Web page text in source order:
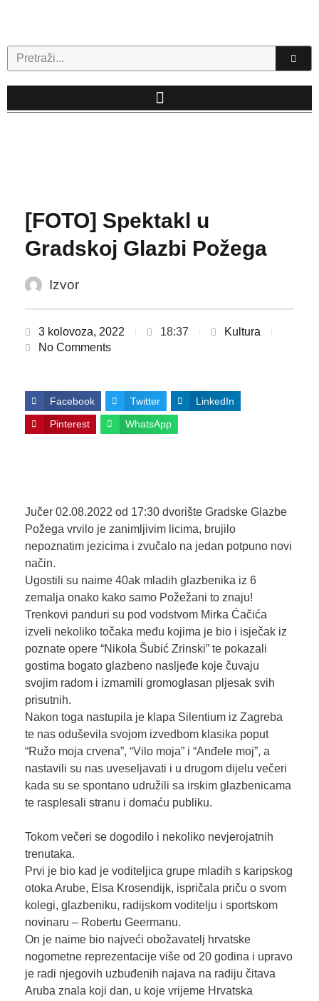
Search
[FOTO] Spektakl u
Gradskoj Glazbi Požega
Izvor
3 kolovoza, 2022 18:37
Kultura
No Comments
Facebook Twitter LinkedIn
Pinterest WhatsApp
Jučer 02.08.2022 od 17:30 dvorište Gradske Glazbe
Požega vrvilo je zanimljivim licima, brujilo
nepoznatim jezicima i zvučalo na jedan potpuno novi
način.
Ugostili su naime 40ak mladih glazbenika iz 6
zemalja onako kako samo Požežani to znaju!
Trenkovi panduri su pod vodstvom Mirka Ćačića
izveli nekoliko točaka među kojima je bio i isječak iz
poznate opere “Nikola Šubić Zrinski” te pokazali
gostima bogato glazbeno nasljeđe koje čuvaju
svojim radom i izmamili gromoglasan pljesak svih
prisutnih.
Nakon toga nastupila je klapa Silentium iz Zagreba
te nas oduševila svojom izvedbom klasika poput
“Ružo moja crvena”, “Vilo moja” i “Anđele moj”, a
nastavili su nas uveseljavati i u drugom dijelu večeri
kada su se spontano udružili sa irskim glazbenicama
te rasplesali stranu i domaću publiku.
Tokom večeri se dogodilo i nekoliko nevjerojatnih
trenutaka.
Prvi je bio kad je voditeljica grupe mladih s karipskog
otoka Arube, Elsa Krosendijk, ispričala priču o svom
kolegi, glazbeniku, radijskom voditelju i sportskom
novinaru – Robertu Geermanu.
On je naime bio najveći obožavatelj hrvatske
nogometne reprezentacije više od 20 godina i upravo
je radi njegovih uzbuđenih najava na radiju čitava
Aruba znala koji dan, u koje vrijeme Hrvatska